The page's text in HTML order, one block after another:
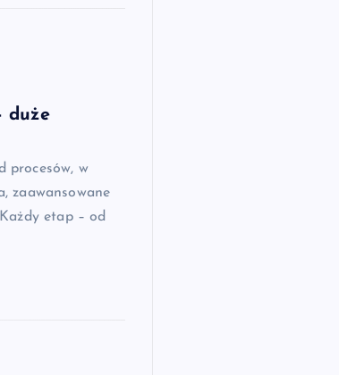
duże
procesów, w
zaawansowane
etap – od